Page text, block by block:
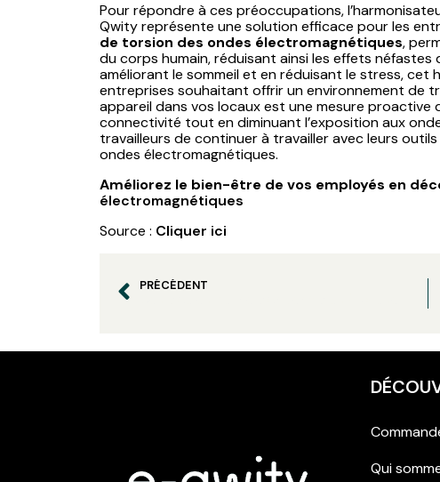
Pour répondre à ces préoccupations,
Qwity représente une solution efficace pour les
de torsion des ondes électromagnétiques,
du corps humain, réduisant ainsi les effets néfastes
améliorant le sommeil et en réduisant le stress,
entreprises souhaitant offrir un environnement de
appareil dans vos locaux est une mesure
connectivité tout en diminuant l’exposition aux
travailleurs de continuer à travailler avec leurs
ondes électromagnétiques.
Améliorez le bien-être de vos employés en
électromagnétiques
Source : Cliquer ici
PRÉCÉDENT
Qui